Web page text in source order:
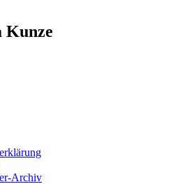
Kunze
Archiv